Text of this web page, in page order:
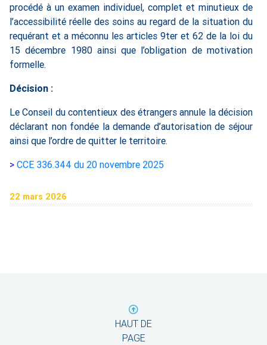
procédé à un examen individuel, complet et minutieux de
l’accessibilité réelle des soins au regard de la situation du
requérant et a méconnu les articles 9ter et 62 de la loi du
15 décembre 1980 ainsi que l’obligation de motivation
formelle.
Décision :
Le Conseil du contentieux des étrangers annule la décision
déclarant non fondée la demande d’autorisation de séjour
ainsi que l’ordre de quitter le territoire.
> CCE 336.344 du 20 novembre 2025
22 mars 2026
HAUT DE
PAGE